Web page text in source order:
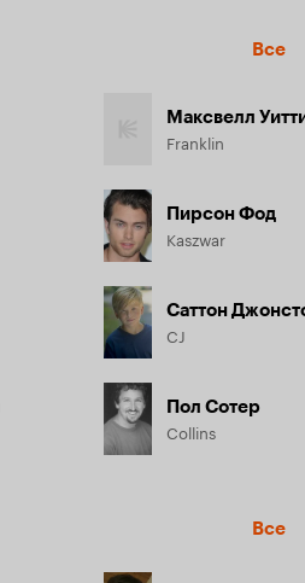
Все
Franklin
Пирсон Фод
Kaszwar
Саттон
CJ
Пол Сотер
Collins
Все